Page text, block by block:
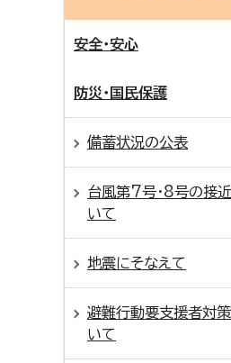
安全・安心
防災・国民保護
備蓄状況の公表
台風第7号・8号の接
いて
地震にそなえて
避難行動要支援者対
いて